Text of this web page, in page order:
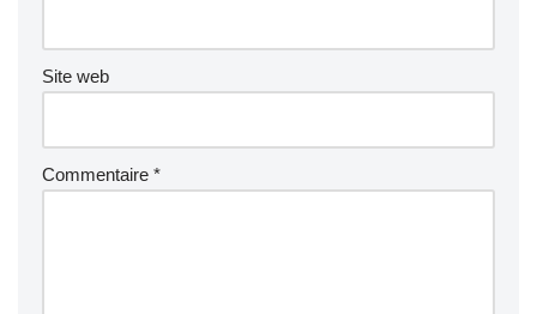
Site web
Commentaire *